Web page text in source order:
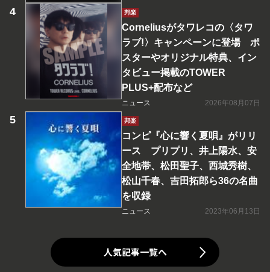
邦楽
Corneliusがタワレコの〈タワ
ラブ!〉キャンペーンに登場 ポ
スターやオリジナル特典、イン
タビュー掲載のTOWER
PLUS+配布など
ニュース 2026年08月07日
邦楽
コンピ『心に響く夏唄』がリリ
ース プリプリ、井上陽水、安
全地帯、松田聖子、西城秀樹、
松山千春、吉田拓郎ら36の名曲
を収録
ニュース 2023年06月13日
人気記事一覧へ